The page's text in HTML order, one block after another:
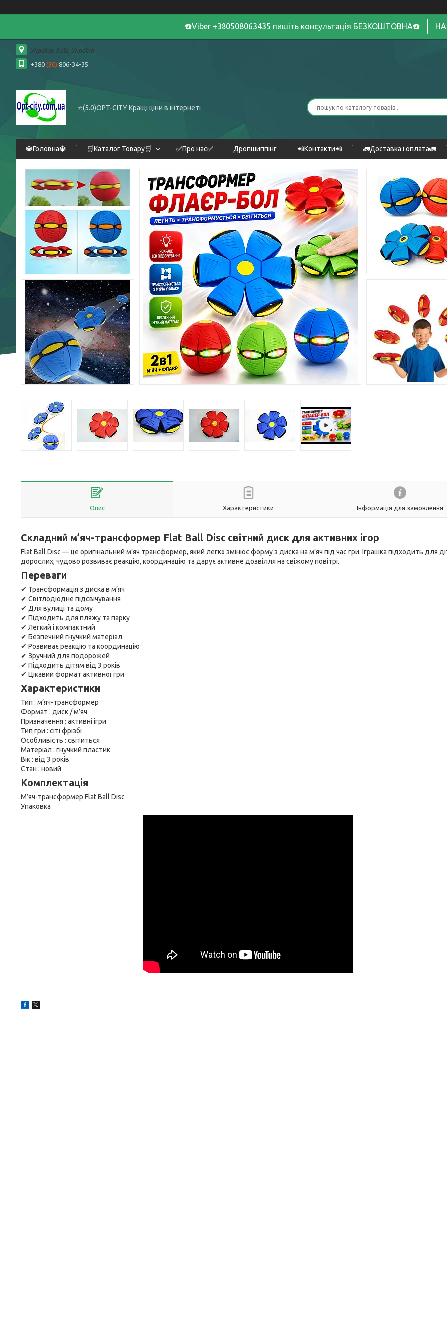
☎️Viber +380508063435 пишіть консультація БЕЗКОШТОВНА☎️
Україна, Київ, Україна
+380 (50) 806-34-35
⭐️(5.0)OPT-CITY Кращі ціни в інтернеті
🔱Головна🔱 🛒Каталог Товару🛒 ✅Про нас✅ Дропшиппінг 📲Контакти📲 🚛Доставка і оплата🚛
Опис Характеристики Інформація для замовлення
Складний м’яч-трансформер Flat Ball Disc світний диск для активних ігор
Flat Ball Disc — це оригінальний м’яч трансформер, який легко змінює форму з диска на м’яч під час гри. Іграшка підходить для
дорослих, чудово розвиває реакцію, координацію та дарує активне дозвілля на свіжому повітрі.
Переваги
✔ Трансформація з диска в м’яч
✔ Світлодіодне підсвічування
✔ Для вулиці та дому
✔ Підходить для пляжу та парку
✔ Легкий і компактний
✔ Безпечний гнучкий матеріал
✔ Розвиває реакцію та координацію
✔ Зручний для подорожей
✔ Підходить дітям від 3 років
✔ Цікавий формат активної гри
Характеристики
Тип : м’яч-трансформер
Формат : диск / м’яч
Призначення : активні ігри
Тип гри : сіті фрізбі
Особливість : світиться
Матеріал : гнучкий пластик
Вік : від 3 років
Стан : новий
Комплектація
М’яч-трансформер Flat Ball Disc
Упаковка